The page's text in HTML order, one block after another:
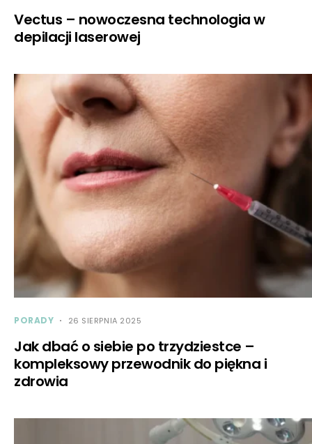
Vectus – nowoczesna technologia w
depilacji laserowej
PORADY 26 SIERPNIA 2025
Jak dbać o siebie po trzydziestce –
kompleksowy przewodnik do piękna i
zdrowia